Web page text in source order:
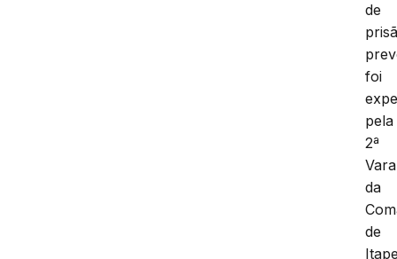
de
foi
pela
2ª
Vara
da
de